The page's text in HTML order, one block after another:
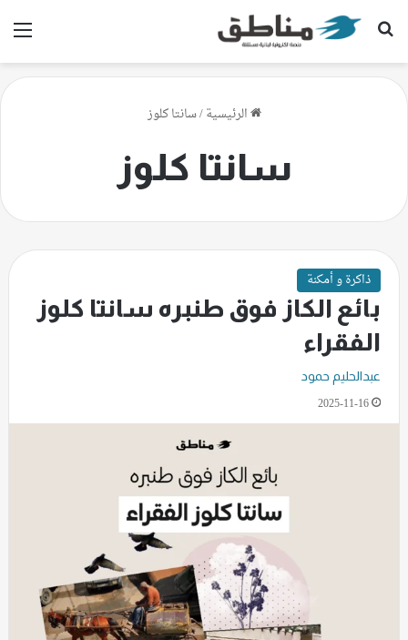
بحث عن
الرئيسية/سانتا كلوز
سانتا كلوز
ذاكرة و أمكنة
بائع الكاز فوق طنبره سانتا كلوز
الفقراء
عبدالحليم حمود
2025-11-16